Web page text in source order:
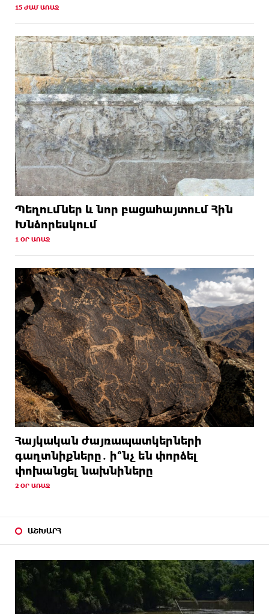
15 ԺԱՄ ԱՌԱՋ
Պեղումներ և նոր բացահայտում Հին
Խնձորեսկում
1 ՕՐ ԱՌԱՋ
Հայկական ժայռապատկերների
գաղտնիքները․ ի՞նչ են փորձել
փոխանցել նախնիները
2 ՕՐ ԱՌԱՋ
ԱՇԽԱՐՀ